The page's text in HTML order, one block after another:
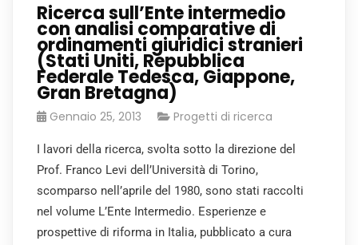
Ricerca sull’Ente intermedio
con analisi comparative di
ordinamenti giuridici stranieri
(Stati Uniti, Repubblica
Federale Tedesca, Giappone,
Gran Bretagna)
Gennaio 25, 2013 Progetti di ricerca
I lavori della ricerca, svolta sotto la direzione del
Prof. Franco Levi dell’Università di Torino,
scomparso nell’aprile del 1980, sono stati raccolti
nel volume L’Ente Intermedio. Esperienze e
prospettive di riforma in Italia, pubblicato a cura